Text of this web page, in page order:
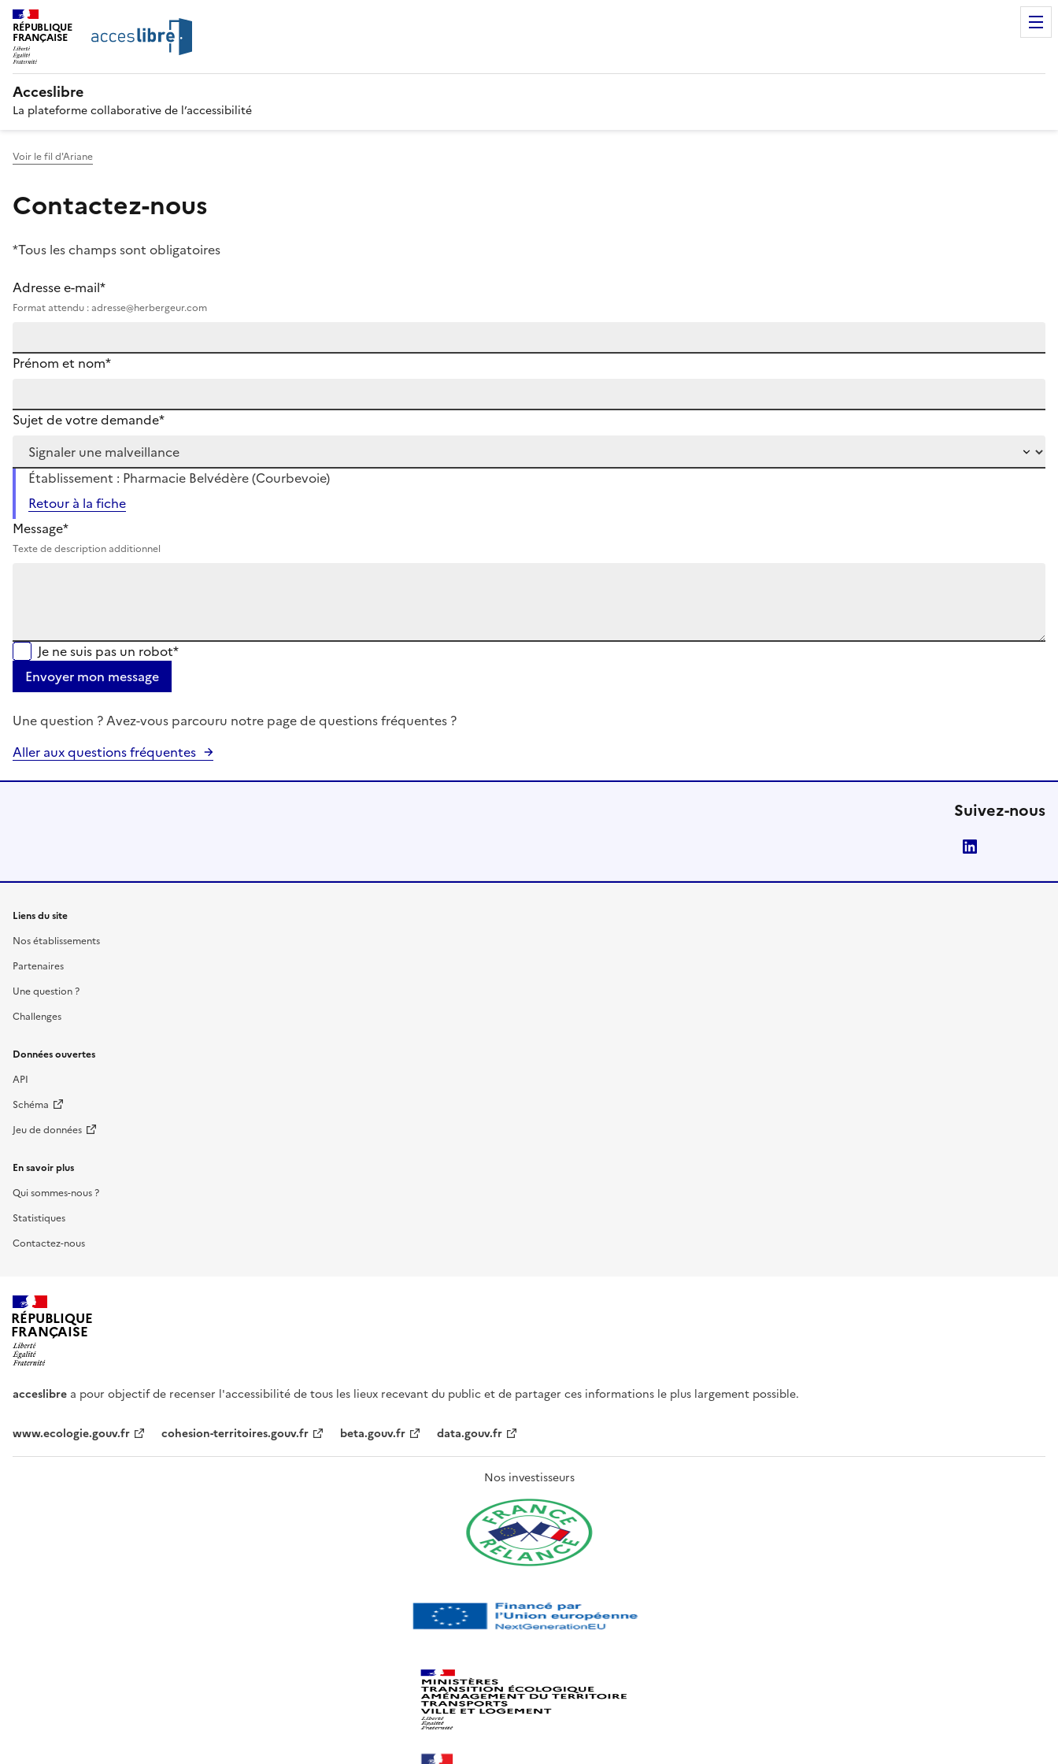
RÉPUBLIQUE
FRANÇAISE
Acceslibre
La plateforme collaborative de l’accessibilité
Voir le fil d'Ariane
Contactez-nous
*Tous les champs sont obligatoires
Adresse e-mail*
Format attendu : adresse@herbergeur.com
Prénom et nom*
Sujet de votre demande*
Établissement : Pharmacie Belvédère (Courbevoie)
Retour à la fiche
Message*
Texte de description additionnel
Je ne suis pas un robot*
Envoyer mon message
Une question ? Avez-vous parcouru notre page de questions fréquentes ?
Aller aux questions fréquentes
Suivez-nous
Liens du site
Nos établissements
Partenaires
Une question ?
Challenges
Données ouvertes
API
Schéma
Jeu de données
En savoir plus
Qui sommes-nous ?
Statistiques
Contactez-nous
RÉPUBLIQUE
FRANÇAISE
acceslibre a pour objectif de recenser l'accessibilité de tous les lieux recevant du public et de partager ces informations le plus largement possible.
www.ecologie.gouv.fr cohesion-territoires.gouv.fr beta.gouv.fr data.gouv.fr
Nos investisseurs